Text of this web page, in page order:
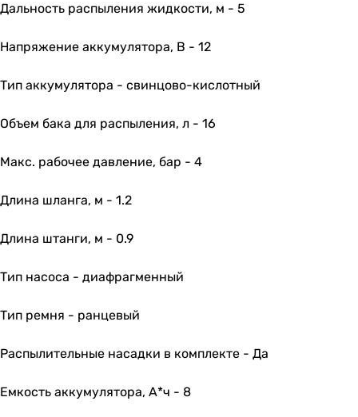
Дальность распыления жидкости, м - 5
Напряжение аккумулятора, В - 12
Тип аккумулятора - свинцово-кислотный
Объем бака для распыления, л - 16
Макс. рабочее давление, бар - 4
Длина шланга, м - 1.2
Длина штанги, м - 0.9
Тип насоса - диафрагменный
Тип ремня - ранцевый
Распылительные насадки в комплекте - Да
Емкость аккумулятора, А*ч - 8